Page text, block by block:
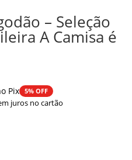
– Seleção
A Camisa é
Pix 5% OFF
juros no cartão